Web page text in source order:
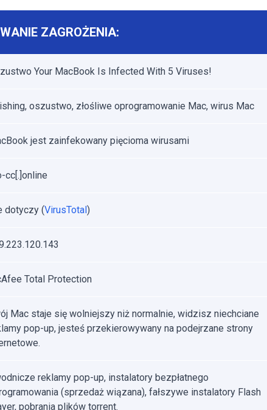
ZAGROŻENIA:
Your MacBook Is Infected With 5 Viruses!
oszustwo, złośliwe oprogramowanie Mac, wirus Mac
jest zainfekowany pięcioma wirusami
cc[.]online
dotyczy (VirusTotal)
Total Protection
Mac staje się wolniejszy niż normalnie, widzisz niechciane
pop-up, jesteś przekierowywany na podejrzane strony
reklamy pop-up, instalatory bezpłatnego
(sprzedaż wiązana), fałszywe instalatory Flash
pobrania plików torrent.